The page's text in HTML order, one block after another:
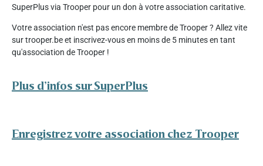
SuperPlus via Trooper pour un don à votre association caritative.
Votre association n'est pas encore membre de Trooper ? Allez vite
sur trooper.be et inscrivez-vous en moins de 5 minutes en tant
qu'association de Trooper !
Plus d’infos sur SuperPlus
Enregistrez votre association chez Trooper